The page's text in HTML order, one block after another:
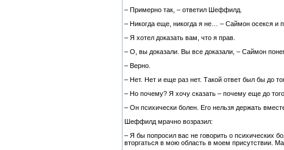
– Примерно так, – ответил Шеффилд.
– Никогда еще, никогда я не… – Саймон осекся и
– Я хотел доказать вам, что я прав.
– О, вы доказали. Вы все доказали, – Саймон
– Верно.
– Нет. Нет и еще раз нет. Такой ответ был бы до
– Но почему? Я хочу сказать – почему еще до
– Он психически болен. Его нельзя держать
Шеффилд мрачно возразил:
– Я бы попросил вас не говорить о психических
вторгаться в мою область в моем присутствии.